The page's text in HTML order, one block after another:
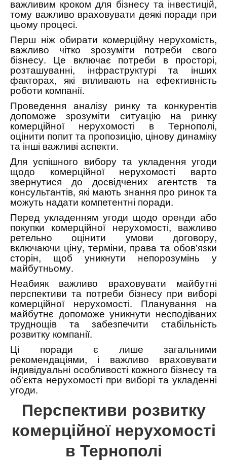
важливим кроком для бізнесу та інвестицій,
тому важливо враховувати деякі поради при
цьому процесі.
Перш ніж обирати комерційну нерухомість,
важливо чітко зрозуміти потреби свого
бізнесу. Це включає потреби в просторі,
розташуванні, інфраструктурі та інших
факторах, які впливають на ефективність
роботи компанії.
Проведення аналізу ринку та конкурентів
допоможе зрозуміти ситуацію на ринку
комерційної нерухомості в Тернополі,
оцінити попит та пропозицію, цінову динаміку
та інші важливі аспекти.
Для успішного вибору та укладення угоди
щодо комерційної нерухомості варто
звернутися до досвідчених агентств та
консультантів, які мають знання про ринок та
можуть надати компетентні поради.
Перед укладенням угоди щодо оренди або
покупки комерційної нерухомості, важливо
ретельно оцінити умови договору,
включаючи ціну, терміни, права та обов'язки
сторін, щоб уникнути непорозумінь у
майбутньому.
Неабияк важливо враховувати майбутні
перспективи та потреби бізнесу при виборі
комерційної нерухомості. Планування на
майбутнє допоможе уникнути несподіваних
труднощів та забезпечити стабільність
розвитку компанії.
Ці поради є лише загальними
рекомендаціями, і важливо враховувати
індивідуальні особливості кожного бізнесу та
об'єкта нерухомості при виборі та укладенні
угоди.
Перспективи розвитку
комерційної нерухомості
в Тернополі